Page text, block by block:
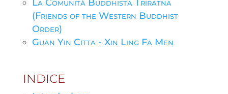
La Comunità Buddhista Triratna
(Friends of the Western Buddhist
Order)
Guan Yin Citta - Xin Ling Fa Men
INDICE